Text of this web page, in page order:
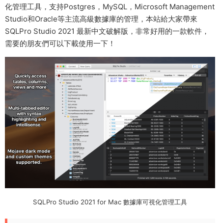
化管理工具，支持Postgres，MySQL，Microsoft Management
Studio和Oracle等主流高級數據庫的管理，本站給大家帶來
SQLPro Studio 2021 最新中文破解版，非常好用的一款軟件，
需要的朋友們可以下載使用一下！
SQLPro Studio 2021 for Mac 數據庫可視化管理工具